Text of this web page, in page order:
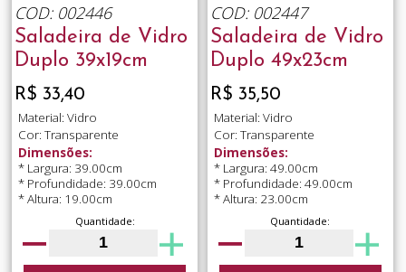
COD: 002446
Saladeira de Vidro
Duplo 39x19cm
R$ 33,40
Material: Vidro
Cor: Transparente
Dimensões:
* Largura: 39.00cm
* Profundidade: 39.00cm
* Altura: 19.00cm
Quantidade:
COD: 002447
Saladeira de Vidro
Duplo 49x23cm
R$ 35,50
Material: Vidro
Cor: Transparente
Dimensões:
* Largura: 49.00cm
* Profundidade: 49.00cm
* Altura: 23.00cm
Quantidade: